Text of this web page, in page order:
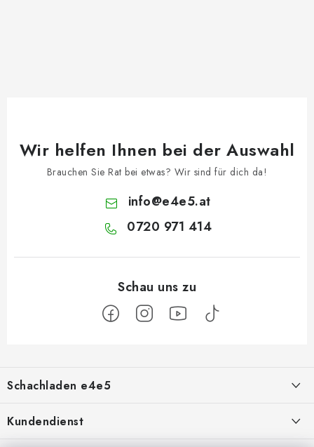
Wir helfen Ihnen bei der Auswahl
Brauchen Sie Rat bei etwas? Wir sind für dich da!
info@e4e5.at
0720 971 414
ß
z
e
Schachladen e4e5
Kundendienst